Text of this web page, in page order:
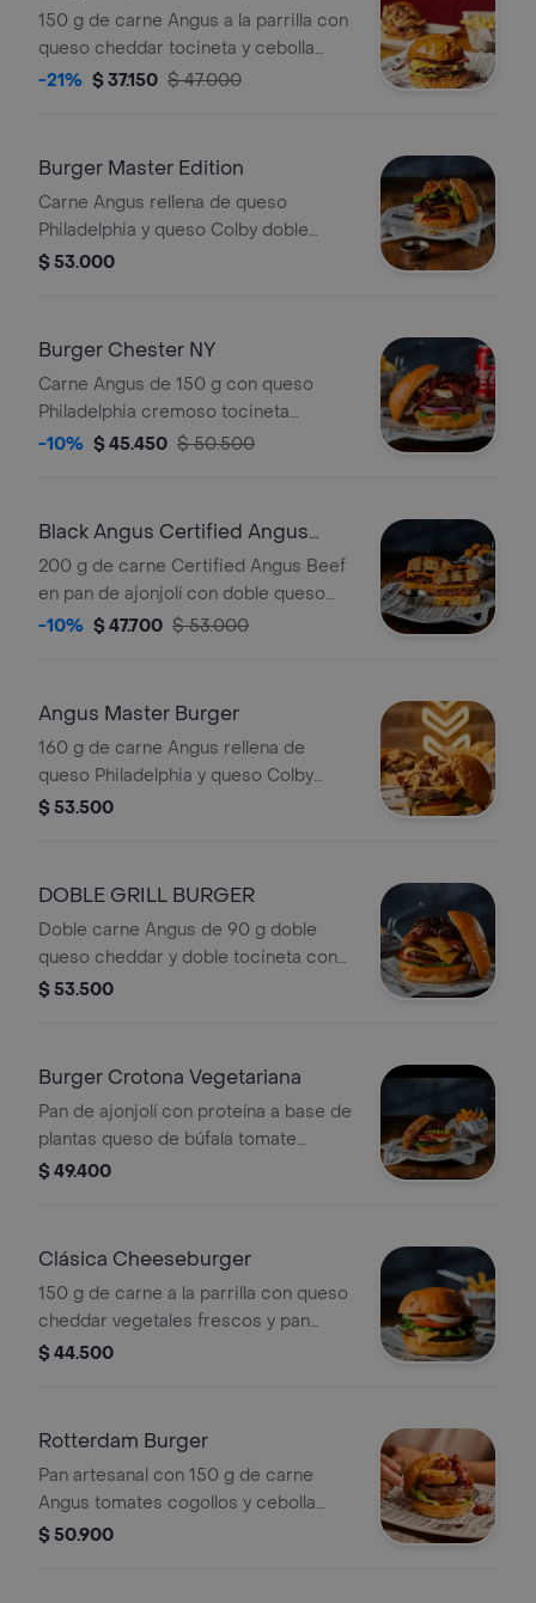
150 g de carne Angus a la parrilla con
queso cheddar tocineta y cebolla
caramelizada en pan clásico con
-21% $ 37.150 $ 47.000
Burger Master Edition
Carne Angus rellena de queso
Philadelphia y queso Colby doble
tocineta caramelizada cebolla crispy
$ 53.000
Burger Chester NY
Carne Angus de 150 g con queso
Philadelphia cremoso tocineta
caramelizada albahaca tomate y
-10% $ 45.450 $ 50.500
Black Angus Certified Angus
Beef
200 g de carne Certified Angus Beef
en pan de ajonjolí con doble queso
cheddar y doble tocineta. Sin
-10% $ 47.700 $ 53.000
Angus Master Burger
160 g de carne Angus rellena de
queso Philadelphia y queso Colby
doble tocineta caramelizada cebolla
$ 53.500
DOBLE GRILL BURGER
Doble carne Angus de 90 g doble
queso cheddar y doble tocineta con
cogollo europeo tomate y cebolla
$ 53.500
Burger Crotona Vegetariana
Pan de ajonjolí con proteína a base de
plantas queso de búfala tomate
parrillado láminas de aguacate y
$ 49.400
Clásica Cheeseburger
150 g de carne a la parrilla con queso
cheddar vegetales frescos y pan
clásico.
$ 44.500
Rotterdam Burger
Pan artesanal con 150 g de carne
Angus tomates cogollos y cebolla
morada acompañada de soufflé de
$ 50.900